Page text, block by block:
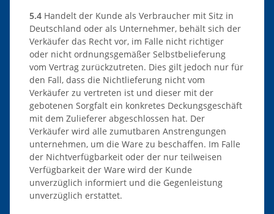
5.4 Handelt der Kunde als Verbraucher mit Sitz in
Deutschland oder als Unternehmer, behält sich der
Verkäufer das Recht vor, im Falle nicht richtiger
oder nicht ordnungsgemäßer Selbstbelieferung
vom Vertrag zurückzutreten. Dies gilt jedoch nur für
den Fall, dass die Nichtlieferung nicht vom
Verkäufer zu vertreten ist und dieser mit der
gebotenen Sorgfalt ein konkretes Deckungsgeschäft
mit dem Zulieferer abgeschlossen hat. Der
Verkäufer wird alle zumutbaren Anstrengungen
unternehmen, um die Ware zu beschaffen. Im Falle
der Nichtverfügbarkeit oder der nur teilweisen
Verfügbarkeit der Ware wird der Kunde
unverzüglich informiert und die Gegenleistung
unverzüglich erstattet.